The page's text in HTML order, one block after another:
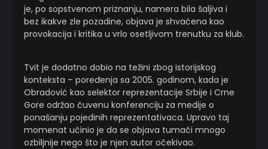
je, po sopstvenom priznanju, namera bila šaljiva i
bez ikakve zle pozadine, objava je shvaćena kao
provokacija i kritika u vrlo osetljivom trenutku za klub.
Tvit je dodatno dobio na težini zbog istorijskog
konteksta – poređenja sa 2005. godinom, kada je
Obradović kao selektor reprezentacije Srbije i Crne
Gore održao čuvenu konferenciju za medije o
ponašanju pojedinih reprezentativaca. Upravo taj
momenat učinio je da se objava tumači mnogo
ozbiljnije nego što je njen autor očekivao.